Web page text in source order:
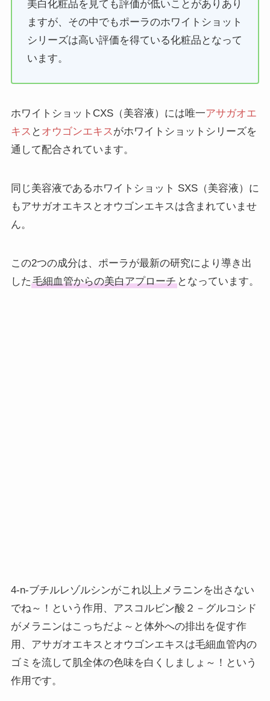
美白化粧品を見ても評価が低いことがありあり
ますが、その中でもポーラのホワイトショット
シリーズは高い評価を得ている化粧品となって
います。
ホワイトショットCXS（美容液）には唯一アサガオエ
キス と オウゴンエキスがホワイトショットシリーズを
通して配合されています。
同じ美容液であるホワイトショット SXS（美容液）に
もアサガオエキスとオウゴンエキスは含まれていませ
ん。
この2つの成分は、ポーラが最新の研究により導き出
した 毛細血管からの美白アプローチとなっています。
4-n-ブチルレゾルシンがこれ以上メラニンを出さない
でね～！という作用、アスコルビン酸２－グルコシド
がメラニンはこっちだよ～と体外への排出を促す作
用、アサガオエキスとオウゴンエキスは毛細血管内の
ゴミを流して肌全体の色味を白くしましょ～！という
作用です。